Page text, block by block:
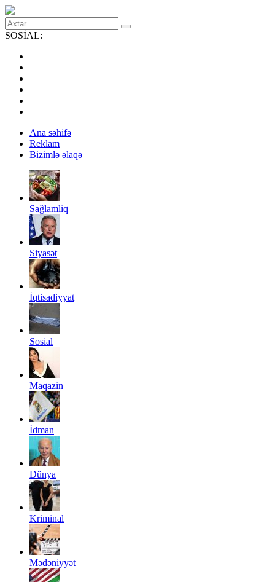
SOSİAL:
Ana səhifə
Reklam
Bizimlə əlaqə
Sağlamliq
Siyasət
İqtisadiyyat
Sosial
Maqazin
İdman
Dünya
Kriminal
Mədəniyyət